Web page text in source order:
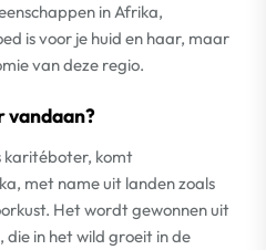
in Afrika,
is voor je huid en haar, maar
van deze regio.
vandaan?
karitéboter, komt
met name uit landen zoals
Het wordt gewonnen uit
die in het wild groeit in de